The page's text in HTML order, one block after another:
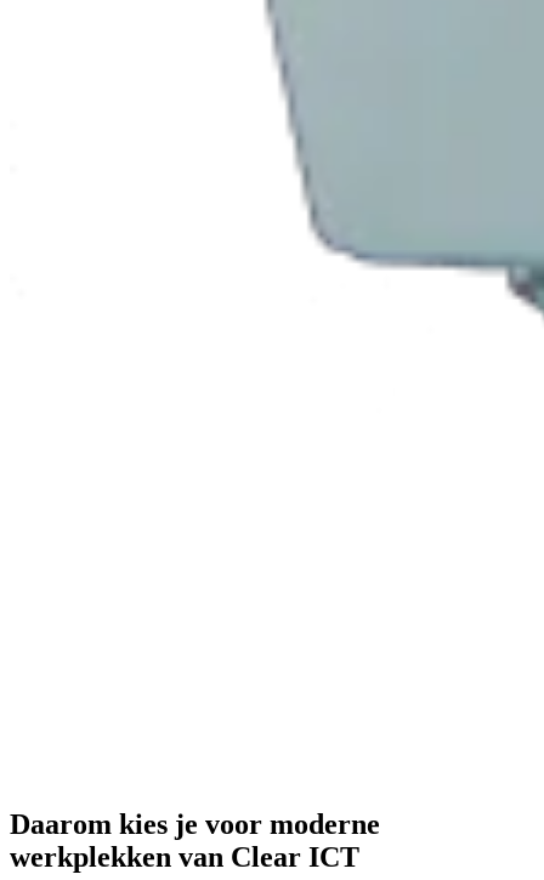
Daarom kies je voor moderne
werkplekken van Clear ICT